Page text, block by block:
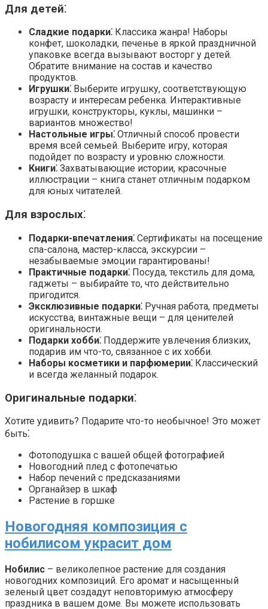
Для детей⁚
Сладкие подарки⁚ Классика жанра! Наборы
конфет, шоколадки, печенье в яркой праздничной
упаковке всегда вызывают восторг у детей.
Обратите внимание на состав и качество
продуктов.
Игрушки⁚ Выберите игрушку, соответствующую
возрасту и интересам ребенка. Интерактивные
игрушки, конструкторы, куклы, машинки –
вариантов множество!
Настольные игры⁚ Отличный способ провести
время всей семьей. Выберите игру, которая
подойдет по возрасту и уровню сложности.
Книги⁚ Захватывающие истории, красочные
иллюстрации – книга станет отличным подарком
для юных читателей.
Для взрослых⁚
Подарки-впечатления⁚ Сертификаты на посещение
спа-салона, мастер-класса, экскурсии –
незабываемые эмоции гарантированы!
Практичные подарки⁚ Посуда, текстиль для дома,
гаджеты – выбирайте то, что действительно
пригодится.
Эксклюзивные подарки⁚ Ручная работа, предметы
искусства, винтажные вещи – для ценителей
оригинальности.
Подарки хобби⁚ Поддержите увлечения близких,
подарив им что-то, связанное с их хобби.
Наборы косметики и парфюмерии⁚ Классический
и всегда желанный подарок.
Оригинальные подарки⁚
Хотите удивить? Подарите что-то необычное! Это может
быть⁚
Фотоподушка с вашей общей фотографией
Новогодний плед с фотопечатью
Набор печений с предсказаниями
Органайзер в шкаф
Растение в горшке
Новогодняя композиция с
нобилисом украсит дом
Нобилис – великолепное растение для создания
новогодних композиций. Его аромат и насыщенный
зеленый цвет создадут неповторимую атмосферу
праздника в вашем доме. Вы можете использовать